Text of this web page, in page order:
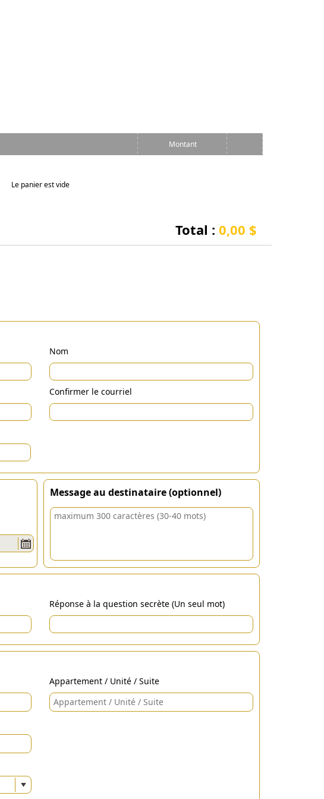
Montant
Le panier est vide
Total : 0,00 $
Nom
Confirmer le courriel
Message au destinataire (optionnel)
Réponse à la question secrète (Un seul mot)
Appartement / Unité / Suite